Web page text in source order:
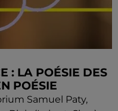
: LA POÉSIE DES
POÉSIE
Samuel Paty,